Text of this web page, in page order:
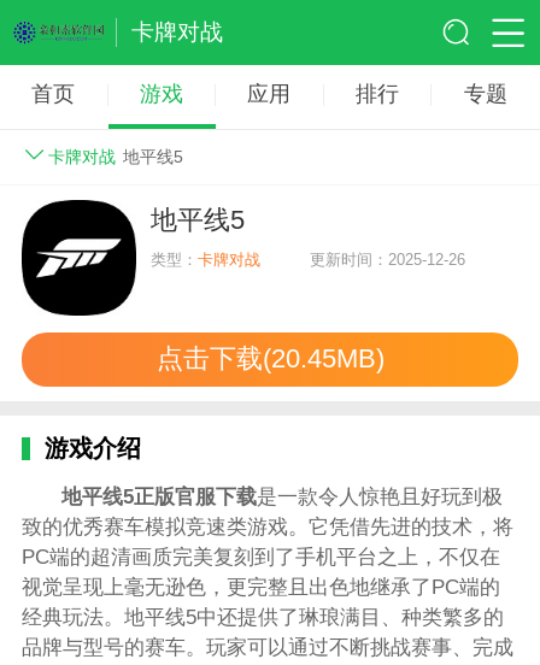
卡牌对战
首页 游戏 应用 排行 专题
卡牌对战 地平线5
地平线5
类型：卡牌对战 更新时间：2025-12-26
点击下载(20.45MB)
游戏介绍
地平线5正版官服下载是一款令人惊艳且好玩到极
致的优秀赛车模拟竞速类游戏。它凭借先进的技术，将
PC端的超清画质完美复刻到了手机平台之上，不仅在
视觉呈现上毫无逊色，更完整且出色地继承了PC端的
经典玩法。地平线5中还提供了琳琅满目、种类繁多的
品牌与型号的赛车。玩家可以通过不断挑战赛事、完成